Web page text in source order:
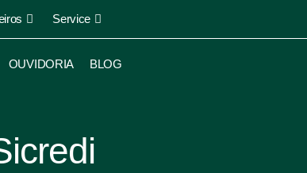
Service
OUVIDORIA BLOG